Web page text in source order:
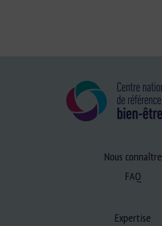
Nous connaître
FAQ
Expertise